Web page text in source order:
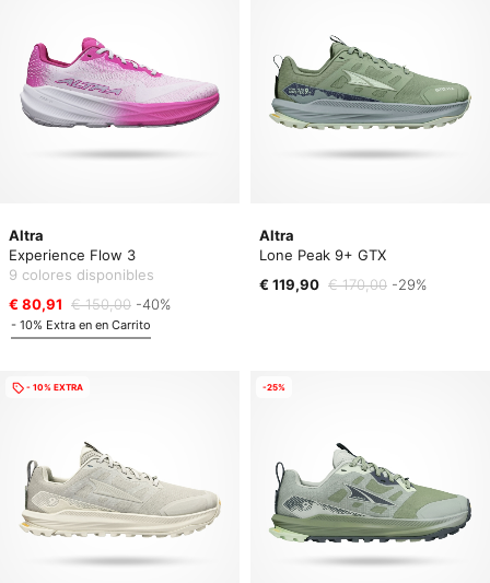
Altra
Experience Flow 3
9 colores disponibles
€ 80,91 € 150,00 -40%
- 10% Extra en en Carrito
Altra
Lone Peak 9+ GTX
€ 119,90 € 170,00 -29%
- 10% EXTRA -25%